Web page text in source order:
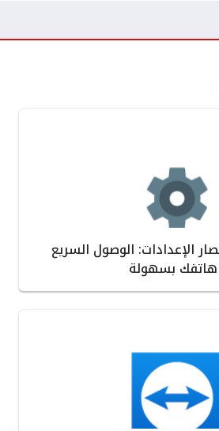
الإعدادات: الوصول السريع
هاتفك بسهولة